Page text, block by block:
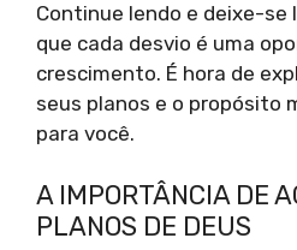
Continue lendo e deixe-se
que cada desvio é uma
crescimento. É hora de
seus planos e o propósito
para você.
A IMPORTÂNCIA DE
PLANOS DE DEUS